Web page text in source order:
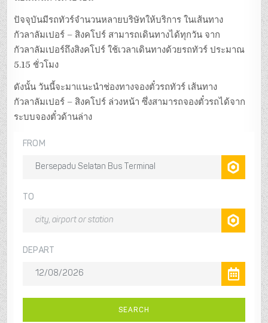
k
ปัจจุบันมีรถทัวร์จำนวนหลายบริษัทให้บริการ ในเส้นทาง
กัวลาลัมเปอร์ – สิงคโปร์ สามารถเดินทางได้ทุกวัน จาก
กัวลาลัมเปอร์ถึงสิงคโปร์ ใช้เวลาเดินทางด้วยรถทัวร์ ประมาณ
5.15 ชั่วโมง
ดังนั้น วันนี้จะมาแนะนำช่องทางจองตั๋วรถทัวร์ เส้นทาง
กัวลาลัมเปอร์ – สิงคโปร์ ล่วงหน้า ซึ่งสามารถจองตั๋วรถได้จาก
ระบบจองตั๋วด้านล่าง